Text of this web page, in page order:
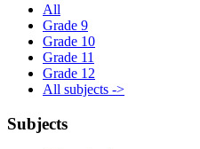
All
Grade 9
Grade 10
Grade 11
Grade 12
All subjects ->
Subjects